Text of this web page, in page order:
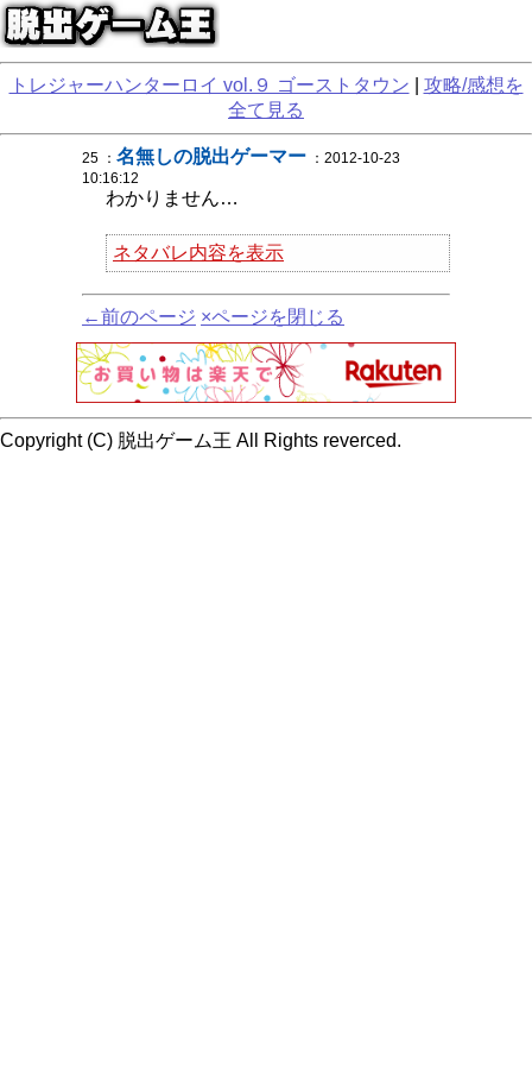
トレジャーハンターロイ vol.９ ゴーストタウン
攻略/感想を
全て見る
25 ： 名無しの脱出ゲーマー ：2012-10-23
10:16:12
わかりません…
ネタバレ内容を表示
←前のページ ×ページを閉じる
Copyright (C) 脱出ゲーム王 All Rights reverced.